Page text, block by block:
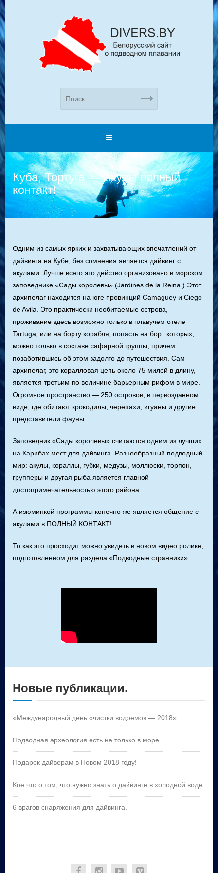
Куба, Тортуга — Акулы полный
контакт!
Одним из самых ярких и захватывающих впечатлений от
дайвинга на Кубе, без сомнения является дайвинг с
акулами. Лучше всего это действо организовано в морском
заповеднике «Сады королевы» (Jardines de la Reina ) Этот
архипелаг находится на юге провинций Camaguey и Ciego
de Avila. Это практически необитаемые острова,
проживание здесь возможно только в плавучем отеле
Tartuga, или на борту корабля, попасть на борт которых,
можно только в составе сафарной группы, причем
позаботившись об этом задолго до путешествия. Сам
архипелаг, это коралловая цепь около 75 милей в длину,
является третьим по величине барьерным рифом в мире.
Огромное пространство — 250 островов, в первозданном
виде, где обитают крокодилы, черепахи, игуаны и другие
представители фауны
Заповедник «Сады королевы» считаются одним из лучших
на Карибах мест для дайвинга. Разнообразный подводный
мир: акулы, кораллы, губки, медузы, моллюски, торпон,
групперы и другая рыба является главной
достопримечательностью этого района.
А изюминкой программы конечно же является общение с
акулами в ПОЛНЫЙ КОНТАКТ!
То как это просходит можно увидеть в новом видео ролике,
подготовленном для раздела «Подводные странники»
Новые публикации.
«Международный день очистки водоемов — 2018»
Подводная археология есть не только в море.
Подарок дайверам в Новом 2018 году!
Кое что о том, что нужно знать о дайвинге в холодной воде.
6 врагов снаряжения для дайвинга.